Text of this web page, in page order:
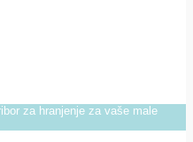
za hranjenje za vaše male